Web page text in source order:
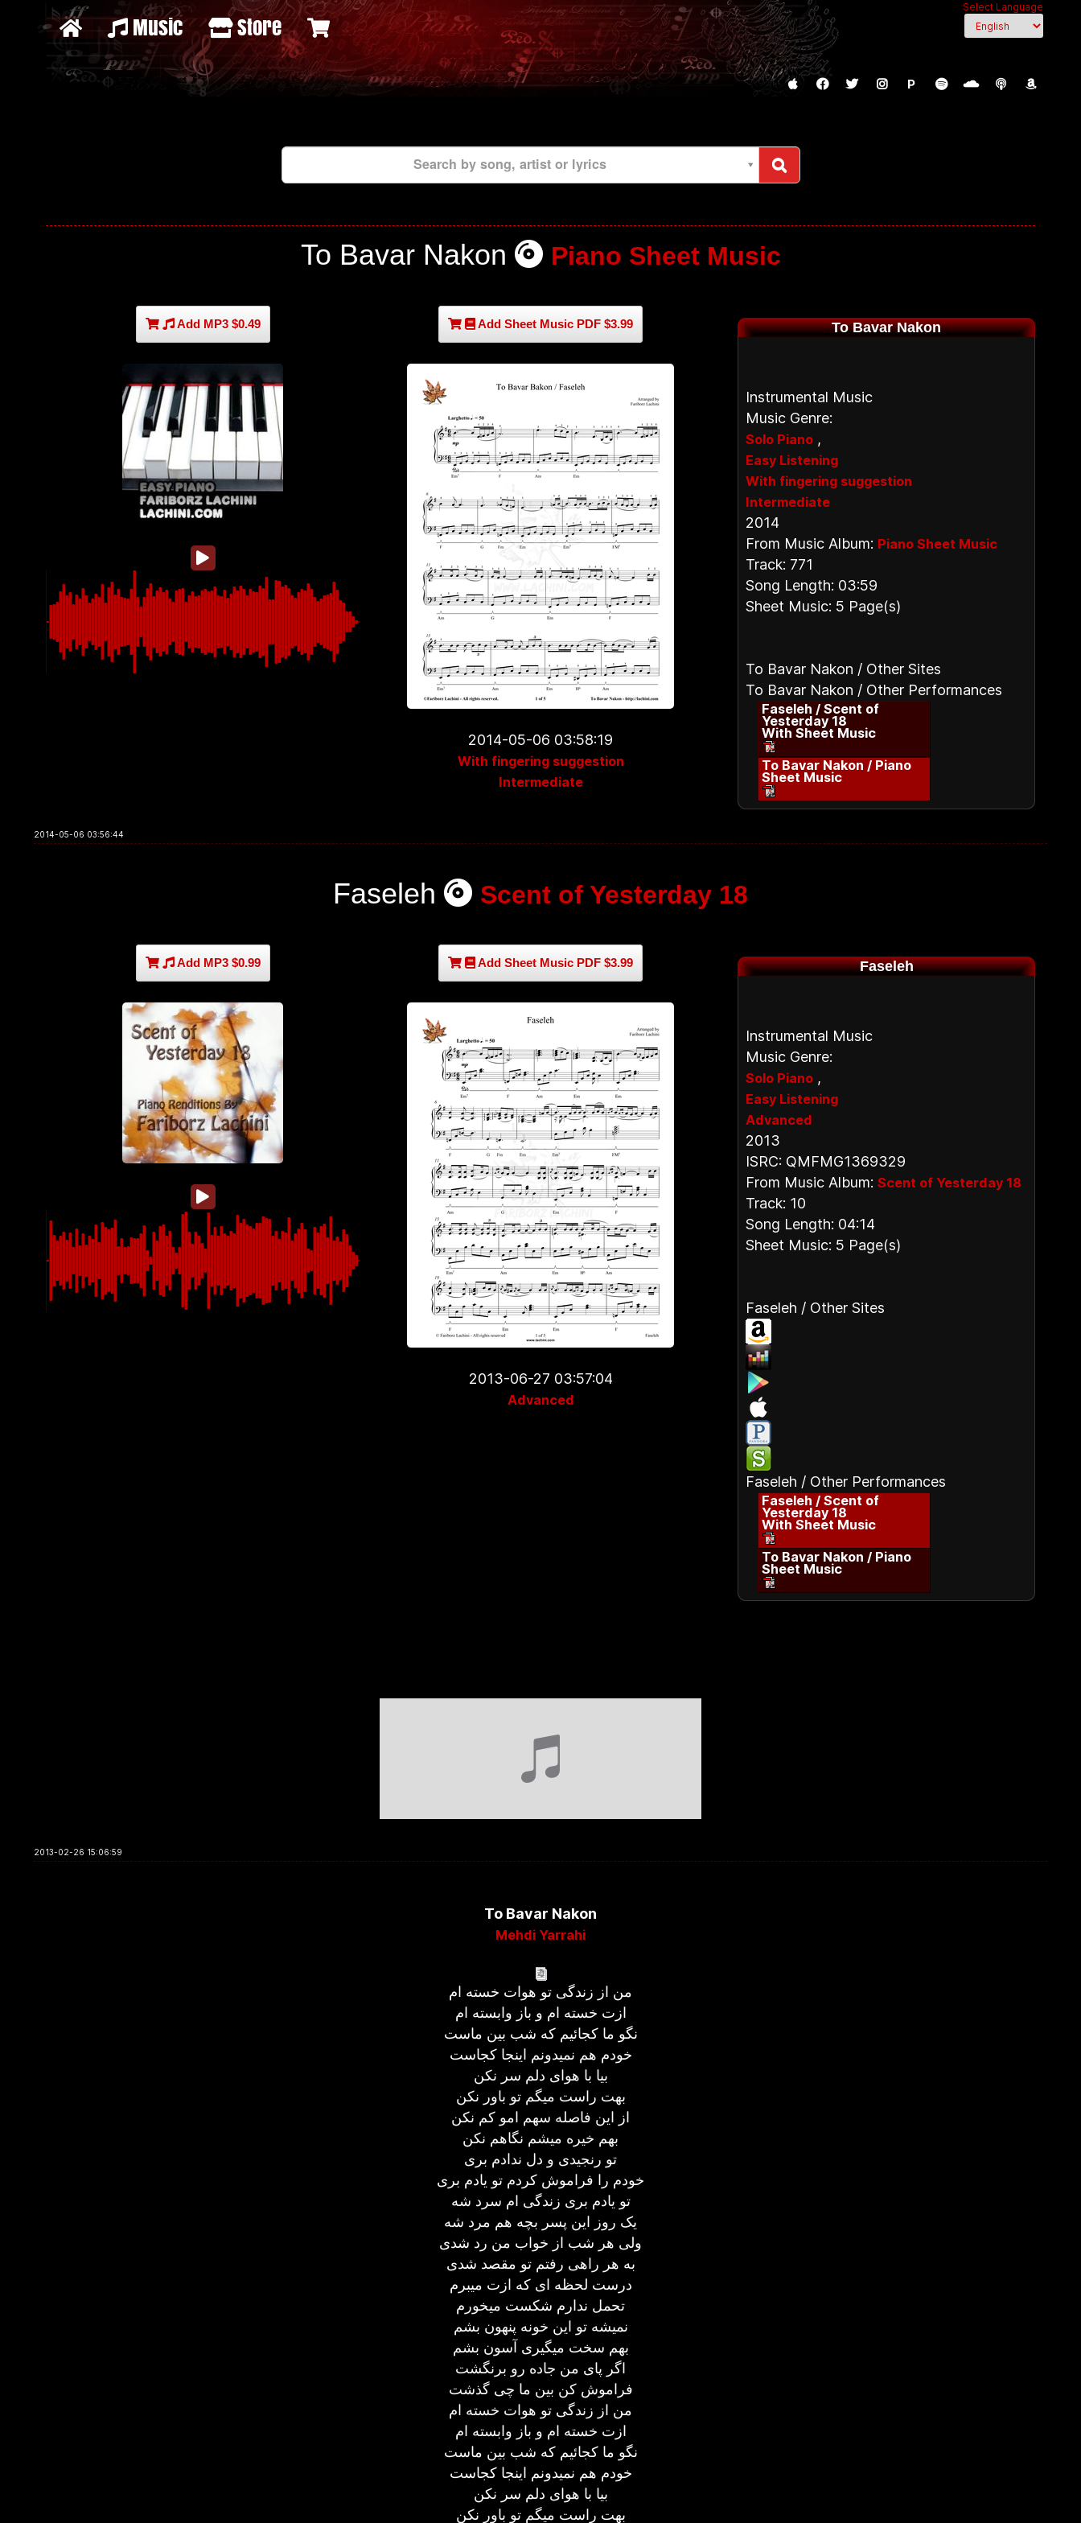
Select Language
Music Store
P
Search by song, artist or lyrics
To Bavar Nakon Piano Sheet Music
Add MP3 $0.49 Add Sheet Music PDF $3.99
2014-05-06 03:58:19
With fingering suggestion
Intermediate
To Bavar Nakon
Instrumental Music
Music Genre:
Solo Piano ,
Easy Listening
With fingering suggestion
Intermediate
2014
From Music Album: Piano Sheet Music
Track: 771
Song Length: 03:59
Sheet Music: 5 Page(s)
To Bavar Nakon / Other Sites
To Bavar Nakon / Other Performances
Faseleh / Scent of
Yesterday 18
With Sheet Music
To Bavar Nakon / Piano
Sheet Music
2014-05-06 03:56:44
Faseleh Scent of Yesterday 18
Add MP3 $0.99 Add Sheet Music PDF $3.99
2013-06-27 03:57:04
Advanced
Faseleh
Instrumental Music
Music Genre:
Solo Piano ,
Easy Listening
Advanced
2013
ISRC: QMFMG1369329
From Music Album: Scent of Yesterday 18
Track: 10
Song Length: 04:14
Sheet Music: 5 Page(s)
Faseleh / Other Sites
Faseleh / Other Performances
Faseleh / Scent of
Yesterday 18
With Sheet Music
To Bavar Nakon / Piano
Sheet Music
2013-02-26 15:06:59
To Bavar Nakon
Mehdi Yarrahi
من از زندگی تو هوات خسته ام
ازت خسته ام و باز وابسته ام
نگو ما کجائیم که شب بین ماست
خودم هم نمیدونم اینجا کجاست
بیا با هوای دلم سر نکن
بهت راست میگم تو باور نکن
از این فاصله سهم امو کم نکن
بهم خیره میشم نگاهم نکن
تو رنجیدی و دل ندادم بری
خودم را فراموش کردم تو یادم بری
تو یادم بری زندگی ام سرد شه
یک روز این پسر بچه هم مرد شه
ولی هر شب از خواب من رد شدی
به هر راهی رفتم تو مقصد شدی
درست لحظه ای که ازت میبرم
تحمل ندارم شکست میخورم
نمیشه تو این خونه پنهون بشم
بهم سخت میگیری آسون بشم
اگر پای من جاده رو برنگشت
فراموش کن بین ما چی گذشت
من از زندگی تو هوات خسته ام
ازت خسته ام و باز وابسته ام
نگو ما کجائیم که شب بین ماست
خودم هم نمیدونم اینجا کجاست
بیا با هوای دلم سر نکن
بهت راست میگم تو باور نکن